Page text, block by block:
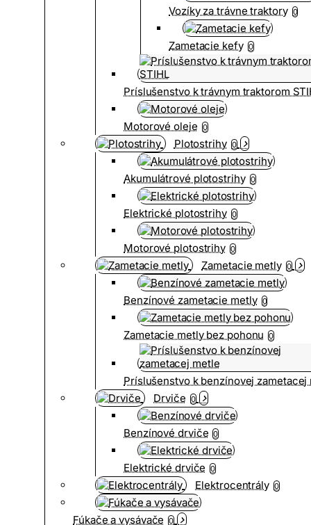
Vozíky za trávne traktory 0
Zametacie kefy 0
Príslušenstvo k trávnym traktorom
Motorové oleje 0
Plotostrihy 0
Akumulátrové plotostrihy 0
Elektrické plotostrihy 0
Motorové plotostrihy 0
Zametacie metly 0
Benzínové zametacie metly 0
Zametacie metly bez pohonu 0
Príslušenstvo k benzínovej zametacej
Drviče 0
Benzínové drviče 0
Elektrické drviče 0
Elektrocentrály 0
Fúkače a vysávače 0